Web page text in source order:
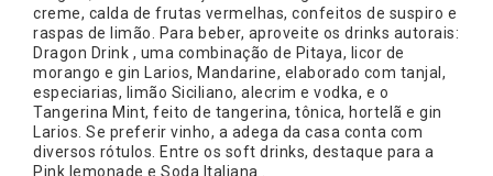
creme, calda de frutas vermelhas, confeitos de suspiro e
raspas de limão. Para beber, aproveite os drinks autorais:
Dragon Drink , uma combinação de Pitaya, licor de
morango e gin Larios, Mandarine, elaborado com tanjal,
especiarias, limão Siciliano, alecrim e vodka, e o
Tangerina Mint, feito de tangerina, tônica, hortelã e gin
Larios. Se preferir vinho, a adega da casa conta com
diversos rótulos. Entre os soft drinks, destaque para a
Pink lemonade e Soda Italiana .